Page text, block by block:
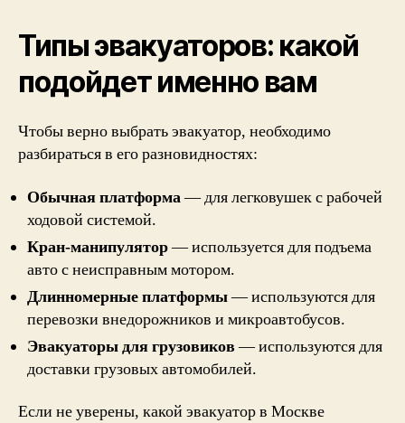
Типы эвакуаторов: какой
подойдет именно вам
Чтобы верно выбрать эвакуатор, необходимо
разбираться в его разновидностях:
Обычная платформа— для легковушек с рабочей
ходовой системой.
Кран-манипулятор— используется для подъема
авто с неисправным мотором.
Длинномерные платформы— используются для
перевозки внедорожников и микроавтобусов.
Эвакуаторы для грузовиков— используются для
доставки грузовых автомобилей.
Если не уверены, какой эвакуатор в Москве